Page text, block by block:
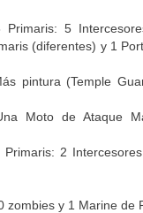
Primaris: 5
(diferentes) y 1
pintura (Temple
Moto de Ataque
Primaris: 2
zombies y 1 Marine de